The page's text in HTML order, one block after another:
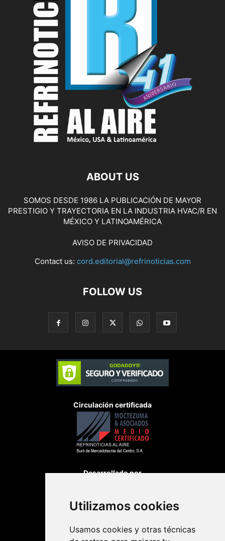
Utilizamos cookies
Usamos cookies y otras técnicas
ABOUT US
SOMOS DESDE 1986 LA PUBLICACIÓN DE MAYOR
PRESTIGIO Y TRAYECTORIA EN LA INDUSTRIA HVAC/R EN
MÉXICO Y LATINOAMÉRICA
AVISO DE PRIVACIDAD
Contact us: cord.editorial@refrinoticias.com
FOLLOW US
Circulación certificada
Desarrollado por